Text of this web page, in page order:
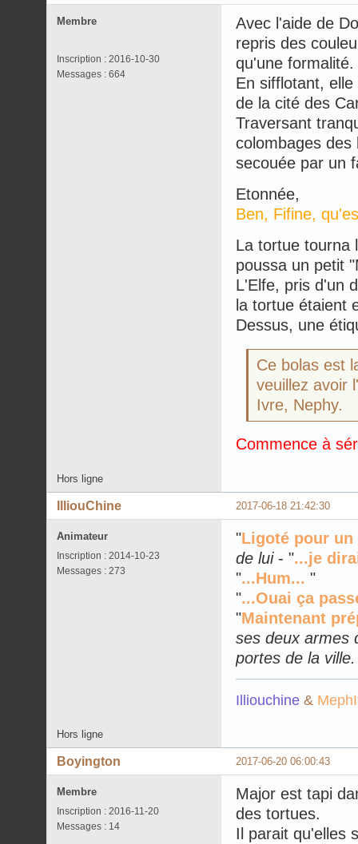
Membre
Inscription : 2016-10-30
Messages : 664
Avec l'aide de
repris des
qu'une formalité.
En sifflotant,
de la cité des
Traversant
colombages
secouée par un
Etonnée,
Ben, Fifine,
La tortue tourna
poussa un petit
L'Elfe, pris d'un
la tortue étaient
Dessus, une
Ce bolas est
veuillez avoir
Ivre, Nephy.
Commence à
Hors ligne
2017-06-18 21:42:30
IlliouChine
Animateur
Inscription : 2014-10-23
Messages : 273
"Ligoté pour
de lui - "...je
"...Hum... "
"...Ouai ça
"Maintenant
ses deux armes
portes de la ville.
Illiouchine &
Hors ligne
2017-06-20 06:00:43
Boyington
Membre
Inscription : 2016-11-20
Messages : 14
Major est tapi
des tortues.
Il parait qu'elles